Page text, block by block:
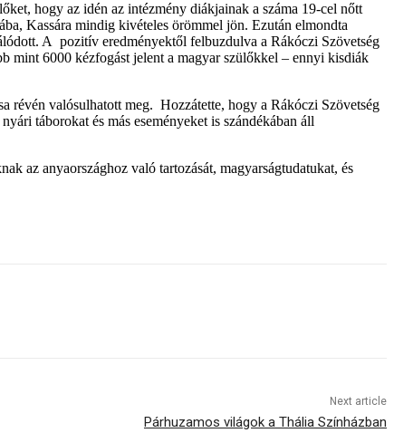
hogy az idén az intézmény diákjainak a száma 19-cel nőtt
Kassára mindig kivételes örömmel jön. Ezután elmondta
A pozitív eredményektől felbuzdulva a Rákóczi Szövetség
mint 6000 kézfogást jelent a magyar szülőkkel – ennyi kisdiák
révén valósulhatott meg. Hozzátette, hogy a Rákóczi Szövetség
táborokat és más eseményeket is szándékában áll
az anyaországhoz való tartozását, magyarságtudatukat, és
Next article
Párhuzamos világok a Thália Színházban